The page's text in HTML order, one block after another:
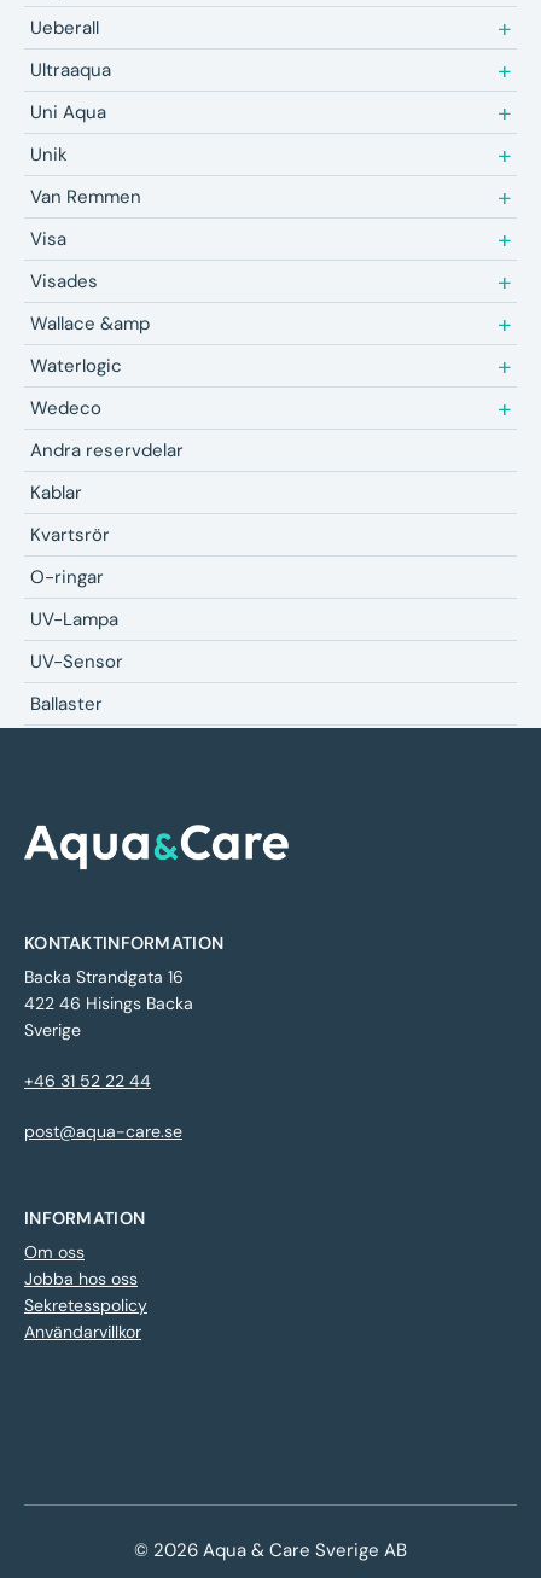
Andra reservdelar
Kablar
Kvartsrör
O-ringar
UV-Lampa
UV-Sensor
Ballaster
Ueberall
Ultraaqua
Uni Aqua
Unik
Van Remmen
Visa
Visades
Wallace &amp
Waterlogic
Wedeco
KONTAKTINFORMATION
Backa Strandgata 16
422 46 Hisings Backa
Sverige
+46 31 52 22 44
post@aqua-care.se
INFORMATION
Om oss
Jobba hos oss
Sekretesspolicy
Användarvillkor
© 2026 Aqua & Care Sverige AB